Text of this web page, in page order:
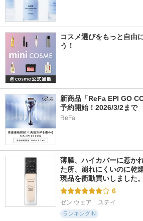
コスメ選びをもっと自由
う！
新商品「ReFa EPI GO
予約開始！2026/3/2まで
ReFa
薄膜、ハイカバーに惹か
た所、崩れにくいのに乾
現品を衝動買いしました
6
ゼン ウェア　ステイ
ランキングIN